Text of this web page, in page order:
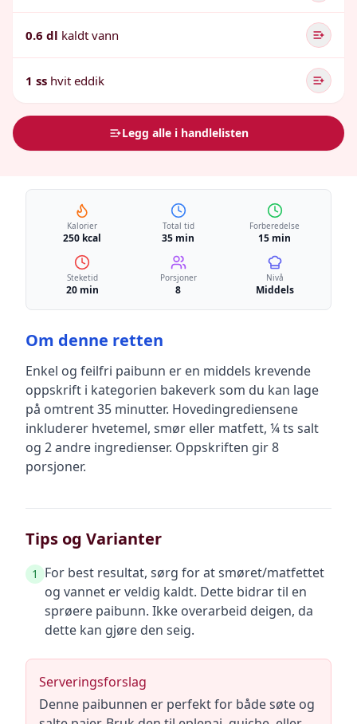
0.6 dl kaldt vann
1 ss hvit eddik
Legg alle i handlelisten
Kalorier
250 kcal
Total tid
35 min
Forberedelse
15 min
Steketid
20 min
Porsjoner
8
Nivå
Middels
Om denne retten
Enkel og feilfri paibunn er en middels krevende
oppskrift i kategorien bakeverk som du kan lage
på omtrent 35 minutter. Hovedingrediensene
inkluderer hvetemel, smør eller matfett, ¼ ts salt
og 2 andre ingredienser. Oppskriften gir8
porsjoner.
Tips og Varianter
1
For best resultat, sørg for at smøret/matfettet
og vannet er veldig kaldt. Dette bidrar til en
sprøere paibunn. Ikke overarbeid deigen, da
dette kan gjøre den seig.
Serveringsforslag
Denne paibunnen er perfekt for både søte og